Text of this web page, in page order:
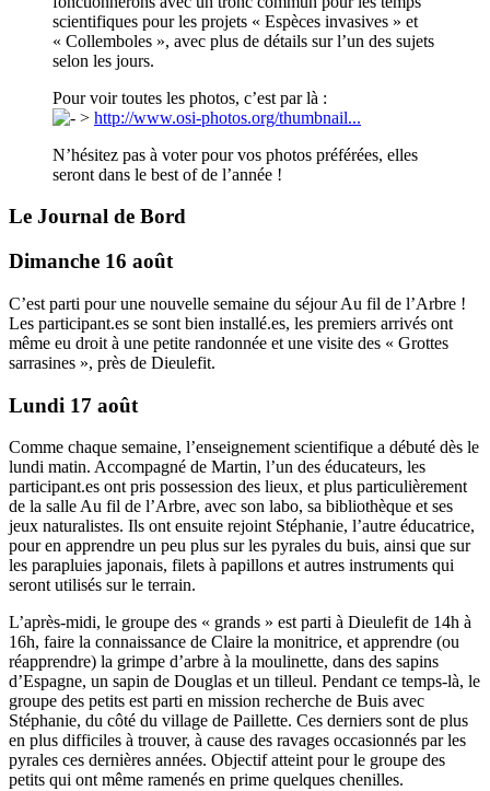
scientifiques pour les projets « Espèces invasives » et
« Collemboles », avec plus de détails sur l’un des sujets
selon les jours.
Pour voir toutes les photos, c’est par là :
> http://www.osi-photos.org/thumbnail...
N’hésitez pas à voter pour vos photos préférées, elles
seront dans le best of de l’année !
Le Journal de Bord
Dimanche 16 août
C’est parti pour une nouvelle semaine du séjour Au fil de l’Arbre !
Les participant.es se sont bien installé.es, les premiers arrivés ont
même eu droit à une petite randonnée et une visite des « Grottes
sarrasines », près de Dieulefit.
Lundi 17 août
Comme chaque semaine, l’enseignement scientifique a débuté dès le
lundi matin. Accompagné de Martin, l’un des éducateurs, les
participant.es ont pris possession des lieux, et plus particulièrement
de la salle Au fil de l’Arbre, avec son labo, sa bibliothèque et ses
jeux naturalistes. Ils ont ensuite rejoint Stéphanie, l’autre éducatrice,
pour en apprendre un peu plus sur les pyrales du buis, ainsi que sur
les parapluies japonais, filets à papillons et autres instruments qui
seront utilisés sur le terrain.
L’après-midi, le groupe des « grands » est parti à Dieulefit de 14h à
16h, faire la connaissance de Claire la monitrice, et apprendre (ou
réapprendre) la grimpe d’arbre à la moulinette, dans des sapins
d’Espagne, un sapin de Douglas et un tilleul. Pendant ce temps-là, le
groupe des petits est parti en mission recherche de Buis avec
Stéphanie, du côté du village de Paillette. Ces derniers sont de plus
en plus difficiles à trouver, à cause des ravages occasionnés par les
pyrales ces dernières années. Objectif atteint pour le groupe des
petits qui ont même ramenés en prime quelques chenilles.